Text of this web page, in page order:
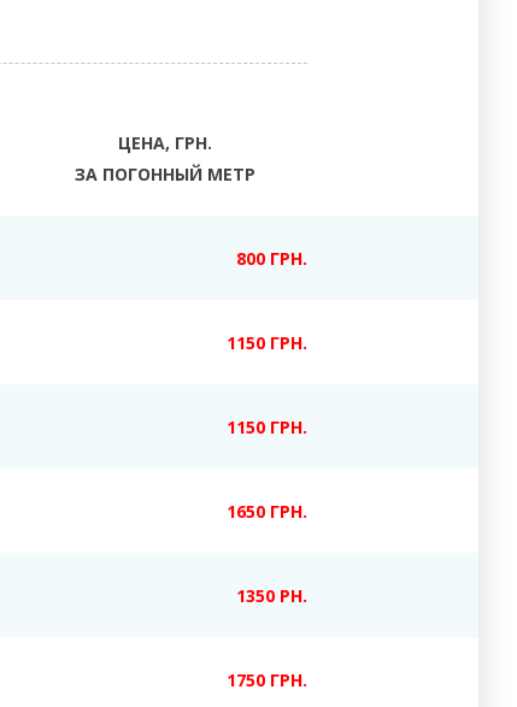
ЦЕНА, ГРН.
ЗА ПОГОННЫЙ МЕТР
800 ГРН.
1150 ГРН.
1150 ГРН.
1650 ГРН.
1350 РН.
1750 ГРН.